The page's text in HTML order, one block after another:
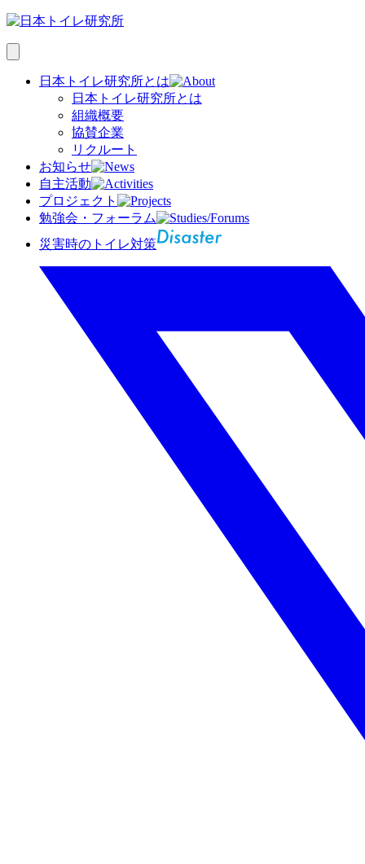
日本トイレ研究所とは
日本トイレ研究所とは
組織概要
協賛企業
リクルート
お知らせ
自主活動
プロジェクト
勉強会・フォーラム
災害時のトイレ対策